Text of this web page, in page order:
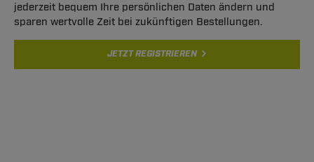
jederzeit bequem Ihre persönlichen Daten ändern und
sparen wertvolle Zeit bei zukünftigen Bestellungen.
JETZT REGISTRIEREN